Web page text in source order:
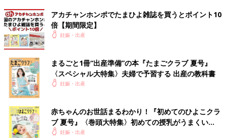
アカチャンホンポでたまひよ雑誌を買うとポイント10
倍【期間限定】
妊娠・出産
まるごと1冊“出産準備”の本『たまごクラブ 夏号』
〈スペシャル大特集〉夫婦で予習する 出産の教科書
妊娠・出産
赤ちゃんのお世話まるわかり！『初めてのひよこクラ
ブ 夏号』〈巻頭大特集〉初めての授乳がうまくい
く！ おっぱい・ミルクの基本と夏のトラブル 解決テ
妊娠・出産